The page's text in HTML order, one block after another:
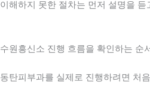
이해하지 못한 절차는 먼저 설명을
수원흥신소 진행 흐름을 확인하는 순
동탄피부과를 실제로 진행하려면 처